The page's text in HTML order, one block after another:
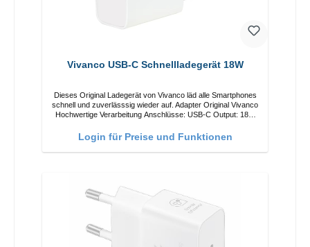
Vivanco USB-C Schnellladegerät 18W
Dieses Original Ladegerät von Vivanco läd alle Smartphones
schnell und zuverlässsig wieder auf. Adapter Original Vivanco
Hochwertige Verarbeitung Anschlüsse: USB-C Output: 18W
Login für Preise und Funktionen